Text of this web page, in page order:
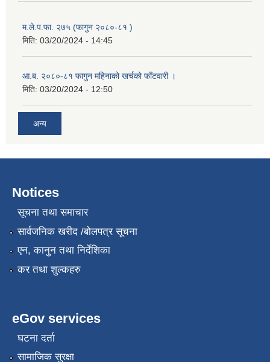
म.ले.प.फा. २७५ (फागुन २०८०-८१ )
मिति: 03/20/2024 - 14:45
आ.ब. २०८०-८१ फागुन महिनाको खर्चको फाँटवारी ।
मिति: 03/20/2024 - 12:50
अन्य
Notices
सूचना तथा समाचार
सार्वजनिक खरीद /बोलपत्र सूचना
एन, कानुन तथा निर्देशिका
कर तथा शुल्कहरु
eGov services
घटना दर्ता
सामाजिक सुरक्षा